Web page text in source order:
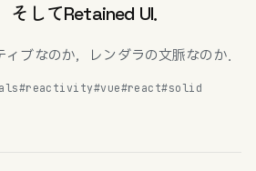
してRetained UI．
ブなのか，レンダラの文脈なのか．
#reactivity#vue#react#solid